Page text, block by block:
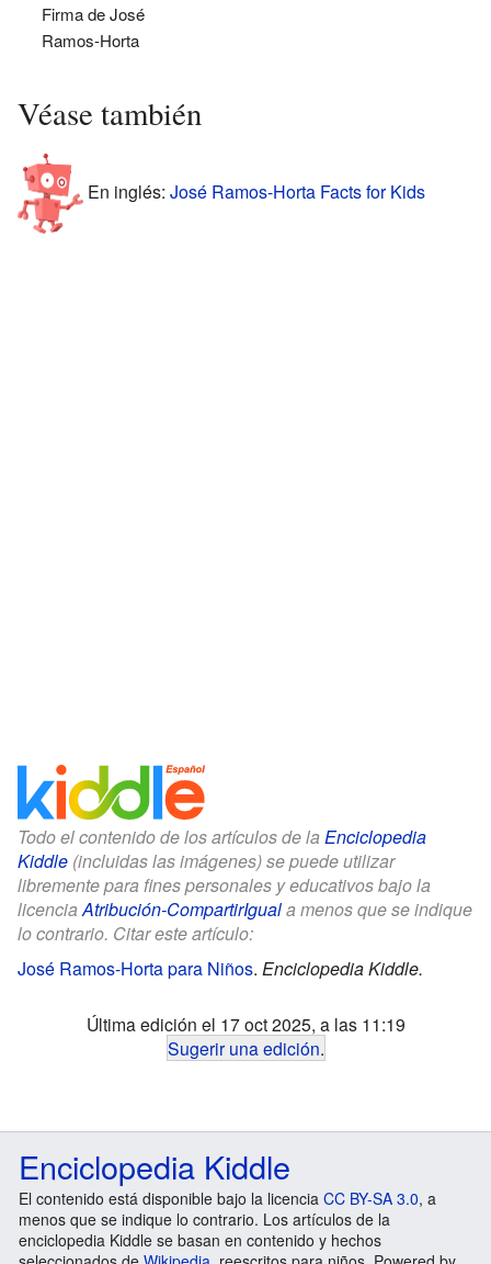
Firma de José
Ramos-Horta
Véase también
En inglés: José Ramos-Horta Facts for Kids
Todo el contenido de los artículos de la Enciclopedia
Kiddle (incluidas las imágenes) se puede utilizar
libremente para fines personales y educativos bajo la
licenciaAtribución-CompartirIguala menos que se indique
lo contrario. Citar este artículo:
José Ramos-Horta para Niños. Enciclopedia Kiddle.
Última edición el 17 oct 2025, a las 11:19
Sugerir una edición.
Enciclopedia Kiddle
El contenido está disponible bajo la licencia CC BY-SA 3.0, a
menos que se indique lo contrario. Los artículos de la
enciclopedia Kiddle se basan en contenido y hechos